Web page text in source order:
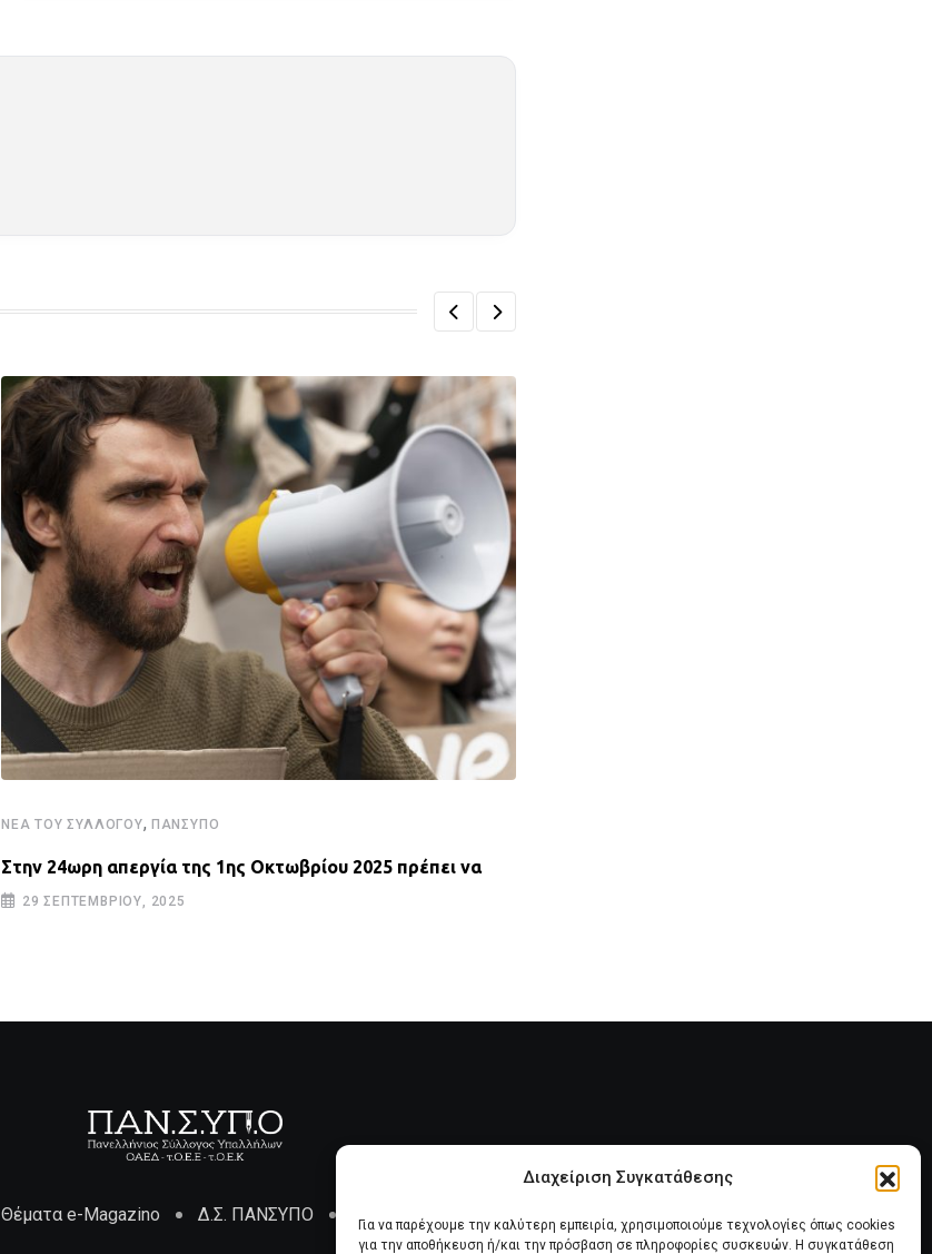
Διαχείριση Συγκατάθεσης
Για να παρέχουμε την καλύτερη εμπειρία, χρησιμοποιούμε τεχνολογίες όπως cookies
για την αποθήκευση ή/και την πρόσβαση σε πληροφορίες συσκευών. Η συγκατάθεση
ΝΈΑ ΤΟΥ ΣΥΛΛΌΓΟΥ, ΠΑΝΣΥΠΟ
Στην 24ωρη απεργία της 1ης Οκτωβρίου 2025 πρέπει να
29 ΣΕΠΤΕΜΒΡΊΟΥ, 2025
Θέματα e-Magazino Δ.Σ. ΠΑΝΣΥΠΟ Επικοινωνία Πολιτική Cookies (ΕΕ)